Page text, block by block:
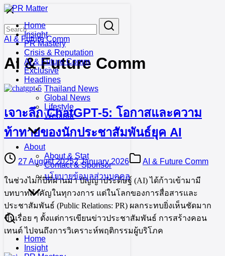
Skip
contentHome
Insight
PR Mastery
Crisis & Reputation
AI & Future Comm
Exclusive
Headlines
Thailand News
Global News
Lifestyle
Webinar
About
About & Stat
Contact & Sponsor
นโยบายข้อมูลส่วนบุคคล
Home
Insight
Search
for:
AI & Future Comm
AI & Future Comm
เจาะลึก ChatGPT-5: โอกาสและความ
ท้าทายของนักประชาสัมพันธ์ยุค AI
27 August 20252 January 2026 AI & Future Comm
ในช่วงไม่กี่ปีที่ผ่านมา ปัญญาประดิษฐ์ (AI) ได้ก้าวเข้ามามี
บทบาทสำคัญในทุกวงการ แต่ในโลกของการสื่อสารและ
ประชาสัมพันธ์ (Public Relations: PR) ผลกระทบยิ่งเห็นชัดมาก
ขึ้นเรื่อย ๆ ตั้งแต่การเขียนข่าวประชาสัมพันธ์ การสร้างคอน
เทนต์ ไปจนถึงการวิเคราะห์พฤติกรรมผู้บริโภค